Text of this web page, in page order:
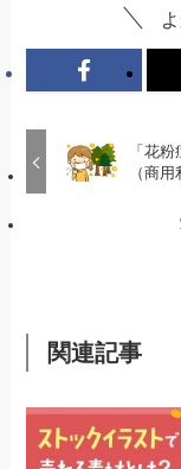
「花
（商用
関連記事